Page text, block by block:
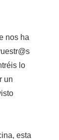
nos ha
lo
un
esta